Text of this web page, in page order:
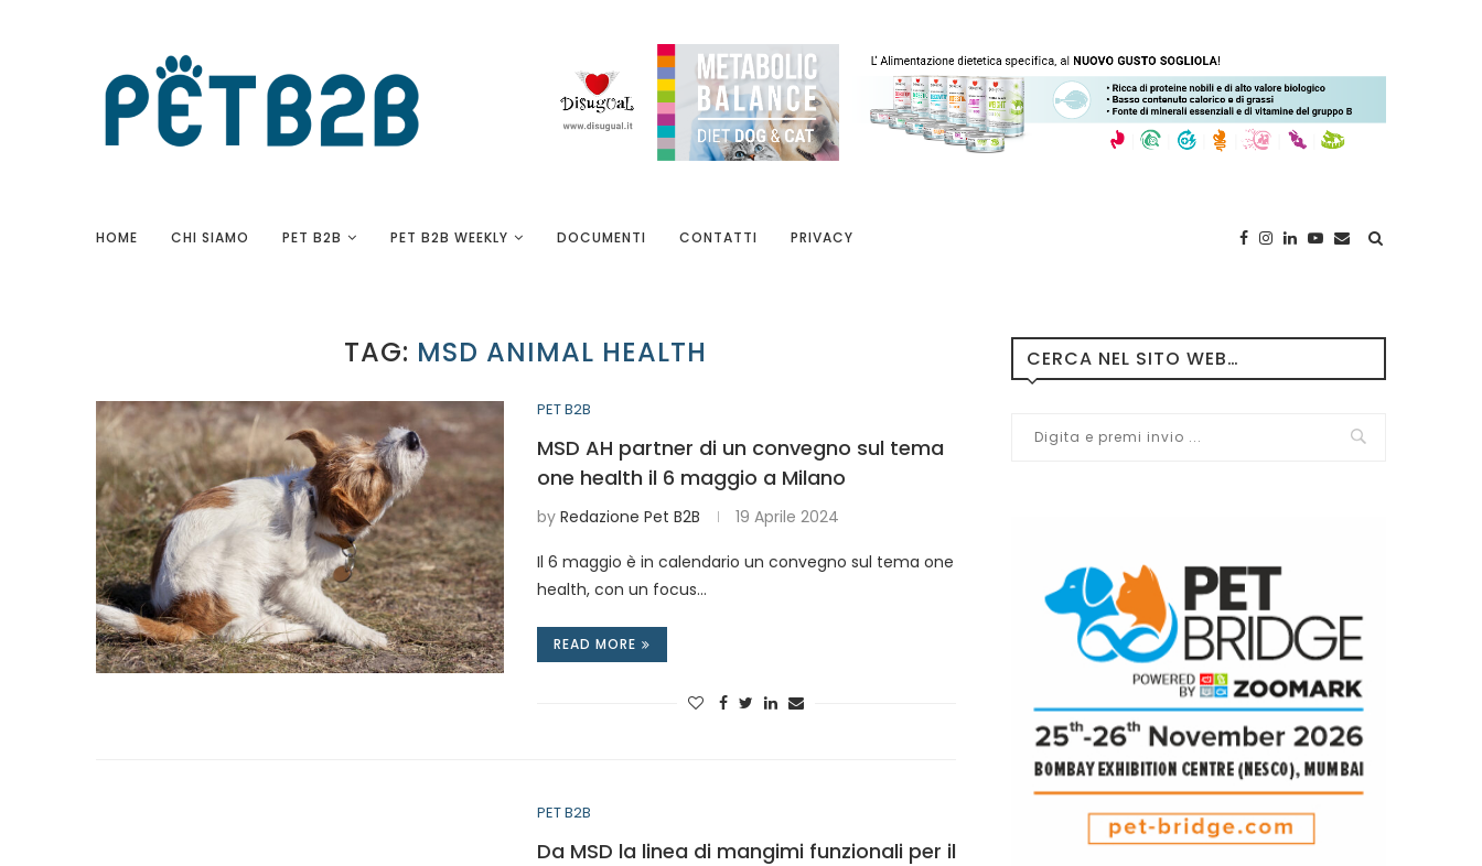
HOME CHI SIAMO PET B2B PET B2B WEEKLY DOCUMENTI CONTATTI PRIVACY
TAG: MSD ANIMAL HEALTH
PET B2B
MSD AH partner di un convegno sul tema
one health il 6 maggio a Milano
by Redazione Pet B2B 19 Aprile 2024
Il 6 maggio è in calendario un convegno sul tema one
health, con un focus…
READ MORE
PET B2B
Da MSD la linea di mangimi funzionali per il
CERCA NEL SITO WEB…